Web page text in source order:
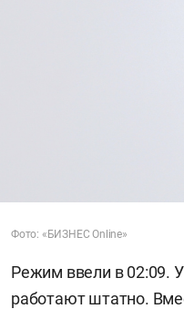
Фото: «БИЗНЕС Online»
Режим ввели в 02:09.
работают штатно.